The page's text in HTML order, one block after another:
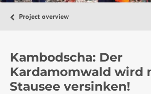
Project overview
Kambodscha: Der
Kardamomwald wird
Stausee versinken!